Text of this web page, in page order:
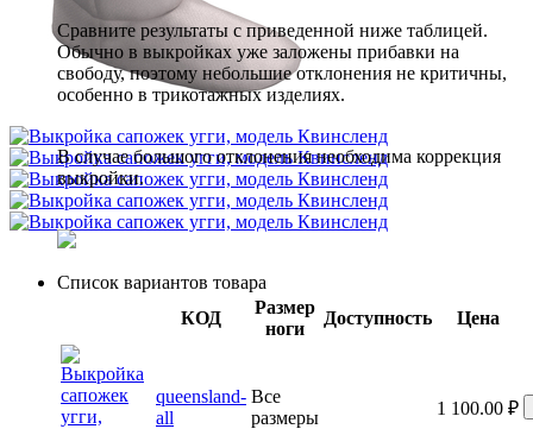
Сравните результаты с приведенной ниже таблицей.
Обычно в выкройках уже заложены прибавки на
свободу, поэтому небольшие отклонения не критичны,
особенно в трикотажных изделиях.
В случае большого отклонения необходима коррекция
выкройки.
Список вариантов товара
КОД
Размер
ноги
Доступность Цена
queensland-
all
Все
размеры
1 100.00 ₽